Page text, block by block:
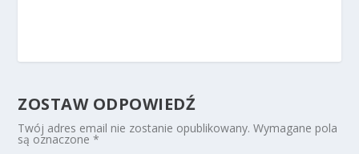
ZOSTAW ODPOWIEDŹ
Twój adres email nie zostanie opublikowany. Wymagane pola
są oznaczone*